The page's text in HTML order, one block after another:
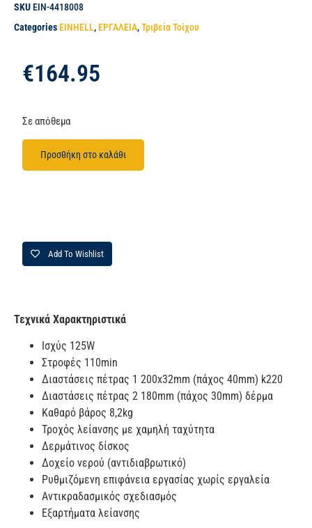
SKU EIN-4418008
Categories EINHELL, ΕΡΓΑΛΕΙΑ,Τριβεία Τοίχου
€164.95
Σε απόθεμα
Προσθήκη στο καλάθι
Add To Wishlist
Τεχνικά Χαρακτηριστικά
Ισχύς 125W
Στροφές 110min
Διαστάσεις πέτρας 1 200x32mm (πάχος 40mm) k220
Διαστάσεις πέτρας 2 180mm (πάχος 30mm) δέρμα
Καθαρό βάρος 8,2kg
Τροχός λείανσης με χαμηλή ταχύτητα
Δερμάτινος δίσκος
Δοχείο νερού (αντιδιαβρωτικό)
Ρυθμιζόμενη επιφάνεια εργασίας χωρίς εργαλεία
Αντικραδασμικός σχεδιασμός
Εξαρτήματα λείανσης